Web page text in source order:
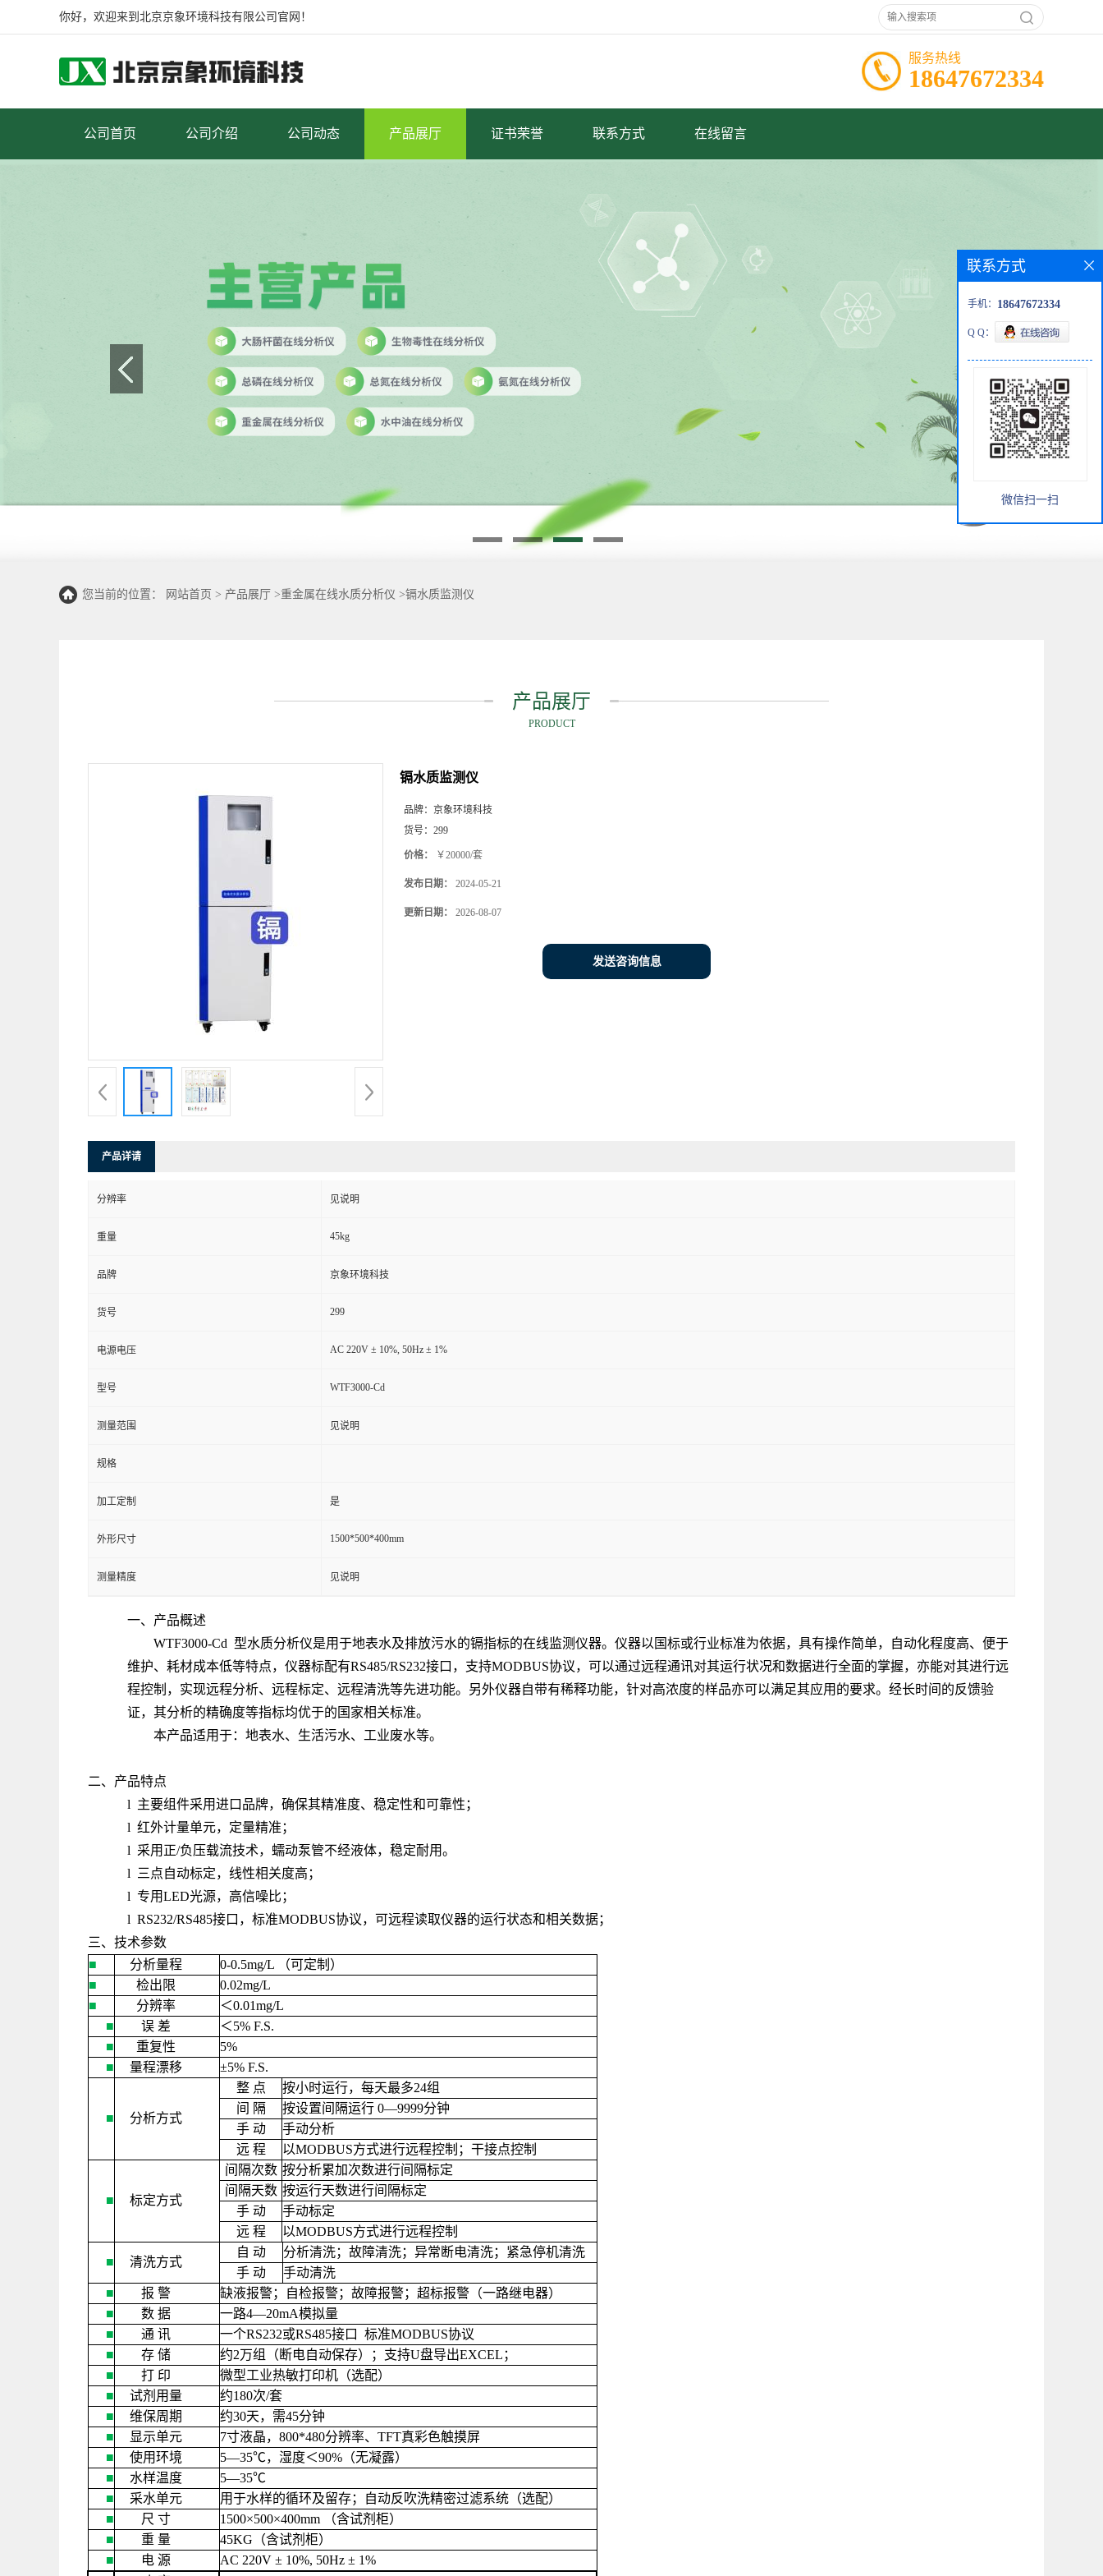
你好，欢迎来到北京京象环境科技有限公司官网！
服务热线
18647672334
公司首页 公司介绍 公司动态 产品展厅 证书荣誉 联系方式 在线留言
您当前的位置： 网站首页 > 产品展厅 >重金属在线水质分析仪 >镉水质监测仪
产品展厅
PRODUCT
镉水质监测仪
品牌： 京象环境科技
货号： 299
价格： ￥20000/套
发布日期： 2024-05-21
更新日期： 2026-08-07
发送咨询信息
产品详请
分辨率 见说明
重量 45kg
品牌 京象环境科技
货号 299
电源电压 AC 220V ± 10%, 50Hz ± 1%
型号 WTF3000-Cd
测量范围 见说明
规格
加工定制 是
外形尺寸 1500*500*400mm
测量精度 见说明
一、产品概述
WTF3000-Cd 型水质分析仪是用于地表水及排放污水的镉指标的在线监测仪器。仪器以国标或行业标准为依据，具有操作简单，自动化程度高、便于
维护、耗材成本低等特点，仪器标配有RS485/RS232接口，支持MODBUS协议，可以通过远程通讯对其运行状况和数据进行全面的掌握，亦能对其进行远
程控制，实现远程分析、远程标定、远程清洗等先进功能。另外仪器自带有稀释功能，针对高浓度的样品亦可以满足其应用的要求。经长时间的反馈验
证，其分析的精确度等指标均优于的国家相关标准。
本产品适用于：地表水、生活污水、工业废水等。
二、产品特点
l 主要组件采用进口品牌，确保其精准度、稳定性和可靠性；
l 红外计量单元，定量精准；
l 采用正/负压载流技术，蠕动泵管不经液体，稳定耐用。
l 三点自动标定，线性相关度高；
l 专用LED光源，高信噪比；
l RS232/RS485接口，标准MODBUS协议，可远程读取仪器的运行状态和相关数据；
三、技术参数
■
分析量程 0-0.5mg/L
（可定制）
■
检出限
0.02mg/L
■
分辨率 ＜0.01mg/L
■
误 差 ＜5% F.S.
■
重复性
5%
■
量程漂移 ±5% F.S.
■ 分析方式
整 点 按小时运行，每天最多24组
间 隔 按设置间隔运行 0—9999分钟
手 动
手动分析
远 程 以MODBUS方式进行远程控制；干接点控制
■ 标定方式
间隔次数 按分析累加次数进行间隔标定
间隔天数 按运行天数进行间隔标定
手 动
手动标定
远 程 以MODBUS方式进行远程控制
■ 清洗方式
自 动
分析清洗；故障清洗；异常断电清洗；紧急停机清洗
手 动
手动清洗
■
报 警
缺液报警；自检报警；故障报警；超标报警（一路继电器）
■
数 据 一路4—20mA模拟量
■
通 讯 一个RS232或RS485接口 标准MODBUS协议
■
存 储 约2万组（断电自动保存）；支持U盘导出EXCEL ；
■
打 印
微型工业热敏打印机（选配）
■
试剂用量 约180次/套
■
维保周期 约30天，需45分钟
■
显示单元 7寸液晶， 800*480分辨率、 TFT真彩色触摸屏
■
使用环境 5—35℃，湿度＜90% （无凝露）
■
水样温度 5—35℃
■
采水单元
用于水样的循环及留存；自动反吹洗精密过滤系统（选配）
■
尺 寸 1500×500×400mm
（含试剂柜）
■
重 量 45KG （含试剂柜）
■
电 源
AC 220V ± 10%, 50Hz ± 1%
联系方式
手机： 18647672334
Q Q：
微信扫一扫